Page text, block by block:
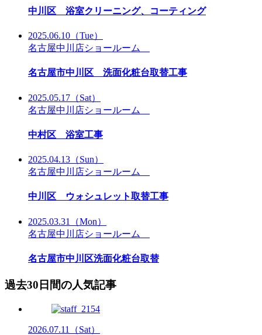
中川区 浴室クリーニング、コーティング
2025.06.10 （Tue）
名古屋中川店ショールーム
名古屋市中川区 洗面化粧台取替工事
2025.05.17 （Sat）
名古屋中川店ショールーム
中村区 浴室工事
2025.04.13 （Sun）
名古屋中川店ショールーム
中川区 ウォシュレット取替工事
2025.03.31
（Mon）
名古屋中川店ショールーム
名古屋市中川区洗面化粧台取替
過去30日間の人気記事
2026.07.11
（Sat）